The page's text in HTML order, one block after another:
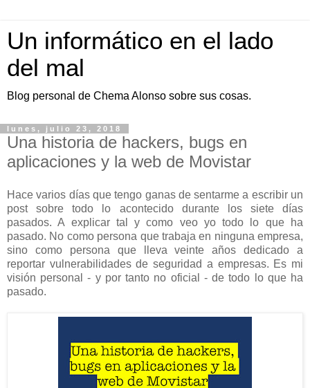
Un informático en el lado
del mal
Blog personal de Chema Alonso sobre sus cosas.
lunes, julio 23, 2018
Una historia de hackers, bugs en
aplicaciones y la web de Movistar
Hace varios días que tengo ganas de sentarme a escribir un
post sobre todo lo acontecido durante los siete días
pasados. A explicar tal y como veo yo todo lo que ha
pasado. No como persona que trabaja en ninguna empresa,
sino como persona que lleva veinte años dedicado a
reportar vulnerabilidades de seguridad a empresas. Es mi
visión personal - y por tanto no oficial - de todo lo que ha
pasado.